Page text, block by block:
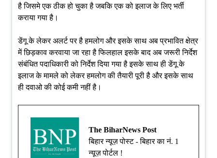
है जिसमे एक ठीक हो चुका है जबकि एक को इलाज के लिए भर्ती
कराया गया है।
डेंगू के लेकर अलर्ट पर है हमलोग और इसके साथ अब प्रभावित क्षेत्र
में छिड़काव करवाया जा रहा है फिलहाल इसके बाद अब जरूरी निर्देश
संबंधित पदाधिकारी को निर्देश दिया गया है इसके साथ ही डेंगू के
इलाज के मामले को लेकर हमलोग की तैयारी पूरी है और इसके साथ
ही दवाओ की कोई कमी नहीं है।
The BiharNews Post
बिहार न्यूज़ पोस्ट - बिहार का नं. 1
न्यूज़ पोर्टल !